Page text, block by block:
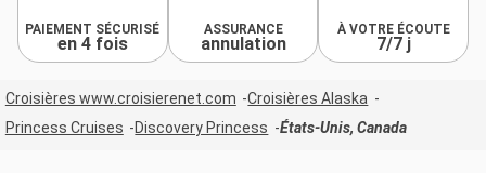
PAIEMENT SÉCURISÉ
en 4 fois
ASSURANCE
annulation
À VOTRE ÉCOUTE
7/7 j
Croisières www.croisierenet.com
Croisières Alaska
Princess Cruises
Discovery Princess États-Unis, Canada